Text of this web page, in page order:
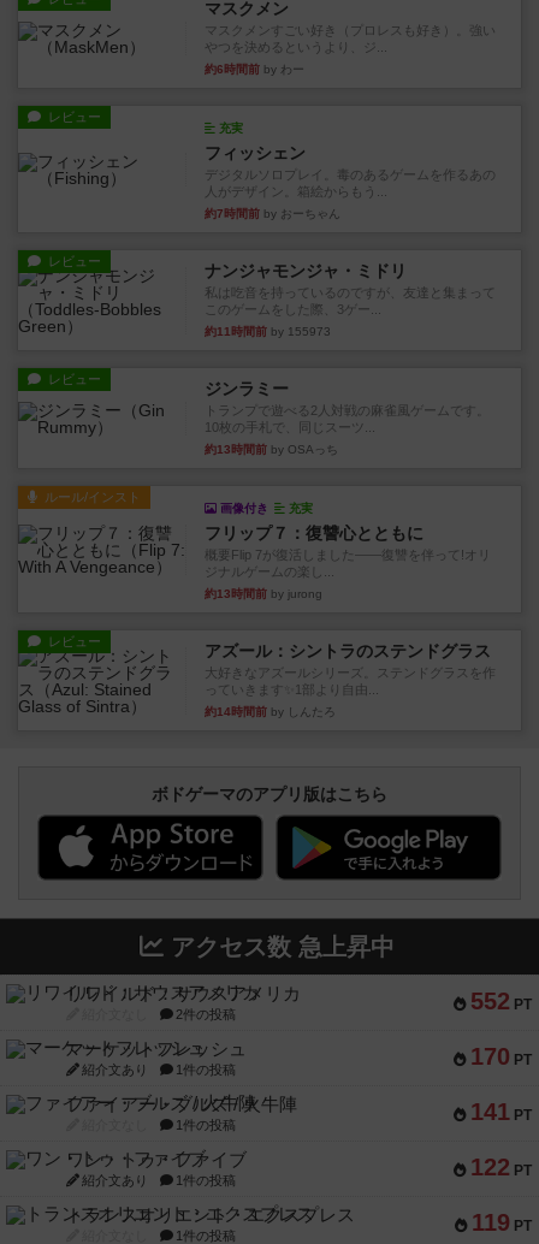
マスクメン
マスクメンすごい好き（プロレスも好き）。強い
やつを決めるというより、ジ...
約6時間前 by わー
レビュー
充実
フィッシェン
デジタルソロプレイ。毒のあるゲームを作るあの
人がデザイン。箱絵からもう...
約7時間前 by おーちゃん
レビュー ナンジャモンジャ・ミドリ
私は吃音を持っているのですが、友達と集まって
このゲームをした際、3ゲー...
約11時間前 by 155973
レビュー ジンラミー
トランプで遊べる2人対戦の麻雀風ゲームです。
10枚の手札で、同じスーツ...
約13時間前 by OSAっち
ルール/インスト
画像付き 充実
フリップ７：復讐心とともに
概要Flip 7が復活しました――復讐を伴って!オリ
ジナルゲームの楽し...
約13時間前 by jurong
レビュー アズール：シントラのステンドグラス
大好きなアズールシリーズ。ステンドグラスを作
っていきます✨1部より自由...
約14時間前 by しんたろ
ボドゲーマのアプリ版はこちら
アクセス数 急上昇中
552 PT
リワイルド：サウスアメリカ
2件の投稿
170 PT
マーケットフレッシュ
紹介文あり 1件の投稿
141 PT
ファイアー・ブルズ / 火牛陣
1件の投稿
122 PT
ワン・トゥ・ファイブ
紹介文あり 1件の投稿
119 PT
トランスオリエント・エクスプレス
1件の投稿